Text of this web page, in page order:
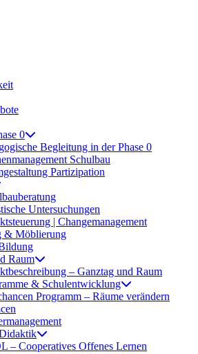
0
Begleitung in der Phase 0
Schulbau
Partizipation
Untersuchungen
| Changemanagement
& Möblierung
Raum
– Ganztag und Raum
& Schulentwicklung
Programm – Räume verändern
– Cooperatives Offenes Lernen